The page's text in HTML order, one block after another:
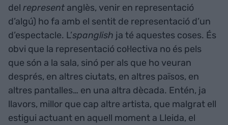
del represent anglès, venir en representació
d’algú) ho fa amb el sentit de representació d’un
d’espectacle. L’spanglish ja té aquestes coses. És
obvi que la representació col·lectiva no és pels
que són a la sala, sinó per als que ho veuran
després, en altres ciutats, en altres països, en
altres pantalles… en una altra dècada. Entén, ja
llavors, millor que cap altre artista, que malgrat ell
estigui actuant en aquell moment a Lleida, el